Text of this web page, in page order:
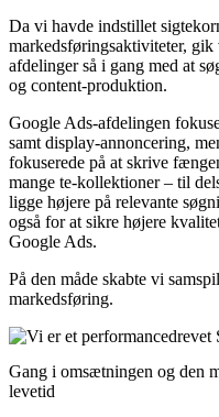
Da vi havde indstillet
markedsføringsaktiviteter, gik
afdelinger så i gang med at
og content-produktion.
Google Ads-afdelingen
samt display-annoncering,
fokuserede på at skrive
mange te-kollektioner – til
ligge højere på relevante
også for at sikre højere
Google Ads.
På den måde skabte vi
markedsføring.
Gang i omsætningen og den
levetid